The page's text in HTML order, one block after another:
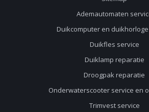
Ademautomaten
Duikcomputer en
Duikfles service
Duiklamp reparatie
Droogpak reparatie
Onderwaterscooter service en
Trimvest service